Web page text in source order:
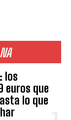
los
euros que
lo que